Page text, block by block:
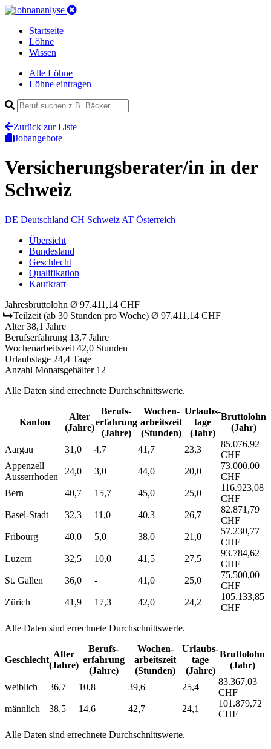
Startseite
Löhne
Wissen
Alle Löhne
Löhne eintragen
Zurück zur Liste
Jobangebote
Versicherungsberater/in in der
Schweiz
DE Deutschland CH Schweiz AT Österreich
Übersicht
Bundesland
Geschlecht
Qualifikation
Kaufkraft
Jahresbruttolohn Ø 97.411,14 CHF
Teilzeit (ab 30 Stunden pro Woche) Ø 97.411,14 CHF
Alter 38,1 Jahre
Berufserfahrung 13,7 Jahre
Wochenarbeitszeit 42,0 Stunden
Urlaubstage 24,4 Tage
Anzahl Monatsgehälter 12
Alle Daten sind errechnete Durchschnittswerte.
Kanton
Alter
(Jahre)
Berufs­
erfahrung
(Jahre)
Wochen­
arbeitszeit
(Stunden)
Urlaubs­
tage
(Jahr)
Bruttolohn
(Jahr)
Aargau 31,0 4,7 41,7 23,3
85.076,92
CHF
Appenzell
Ausserrhoden
24,0 3,0 44,0 20,0
73.000,00
CHF
Bern
40,7 15,7 45,0 25,0
116.923,08
CHF
Basel-Stadt
32,3 11,0 40,3 26,7
82.871,79
CHF
Fribourg
40,0 5,0 38,0 21,0
57.230,77
CHF
Luzern
32,5 10,0 41,5 27,5
93.784,62
CHF
St. Gallen
36,0 - 41,0 25,0
75.500,00
CHF
Zürich
41,9 17,3 42,0 24,2
105.133,85
CHF
Alle Daten sind errechnete Durchschnittswerte.
Geschlecht
Alter
(Jahre)
Berufs­
erfahrung
(Jahre)
Wochen­
arbeitszeit
(Stunden)
Urlaubs­
tage
(Jahre)
Bruttolohn
(Jahr)
weiblich 36,7 10,8 39,6 25,4
83.367,03
CHF
männlich
38,5 14,6 42,7 24,1
101.879,72
CHF
Alle Daten sind errechnete Durchschnittswerte.